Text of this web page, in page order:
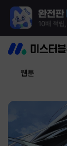
웹툰